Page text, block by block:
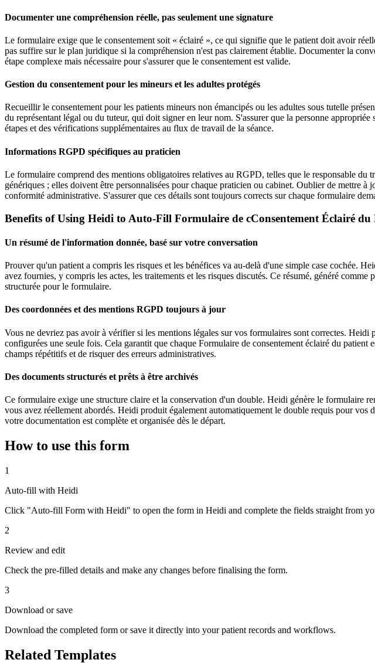
Documenter une compréhension réelle, pas seulement une signature
Le formulaire exige que le consentement soit « éclairé », ce qui signifie que le patient doit avoir
pas suffire sur le plan juridique si la compréhension n'est pas clairement établie. Documenter la
étape complexe mais nécessaire pour s'assurer que le consentement est valide.
Gestion du consentement pour les mineurs et les adultes protégés
Recueillir le consentement pour les patients mineurs non émancipés ou les adultes sous tutelle
du représentant légal ou du tuteur, qui doit signer en leur nom. S'assurer que la personne
étapes et des vérifications supplémentaires au flux de travail de la séance.
Informations RGPD spécifiques au praticien
Le formulaire comprend des mentions obligatoires relatives au RGPD, telles que le responsable du
génériques ; elles doivent être personnalisées pour chaque praticien ou cabinet. Oublier de mettre
conformité administrative. S'assurer que ces détails sont toujours corrects sur chaque formulaire
Benefits of Using Heidi to Auto-Fill Formulaire de cConsentement Éclairé du
Un résumé de l'information donnée, basé sur votre conversation
Prouver qu'un patient a compris les risques et les bénéfices va au-delà d'une simple case cochée.
avez fournies, y compris les actes, les traitements et les risques discutés. Ce résumé, généré
structurée pour le formulaire.
Des coordonnées et des mentions RGPD toujours à jour
Vous ne devriez pas avoir à vérifier si les mentions légales sur vos formulaires sont correctes.
configurées une seule fois. Cela garantit que chaque Formulaire de consentement éclairé du
champs répétitifs et de risquer des erreurs administratives.
Des documents structurés et prêts à être archivés
Ce formulaire exige une structure claire et la conservation d'un double. Heidi génère le formulaire
vous avez réellement abordés. Heidi produit également automatiquement le double requis pour
votre documentation est complète et organisée dès le départ.
How to use this form
1
Auto-fill with Heidi
Click "Auto-fill Form with Heidi" to open the form in Heidi and complete the fields straight from
2
Review and edit
Check the pre-filled details and make any changes before finalising the form.
3
Download or save
Download the completed form or save it directly into your patient records and workflows.
Related Templates